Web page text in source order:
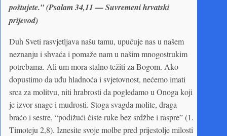
poštujete.” (Psalam 34,11 — Suvremeni hrvatski
prijevod)
Duh Sveti rasvjetljava našu tamu, upućuje nas u našem
neznanju i shvaća i pomaže nam u našim mnogostrukim
potrebama. Ali um mora stalno težiti za Bogom. Ako
dopustimo da uđu hladnoća i svjetovnost, nećemo imati
srca za molitvu, niti hrabrosti da pogledamo u Onoga koji
je izvor snage i mudrosti. Stoga svagda molite, draga
braćo i sestre, “podižući čiste ruke bez srdžbe i raspre” (1.
Timoteju 2,8). Iznesite svoje molbe pred prijestolje milosti